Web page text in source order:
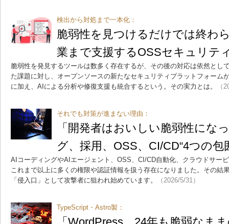
検出から対処まで一本化：
脆弱性を見つけるだけでは終わ
業まで支援するOSSセキュリテ
脆弱性を発見するツールは数多く存在するが、その後の対応は依然とし
た課題に対し、オープンソースの新たなセキュリティプラットフォーム
に加え、AIによる分析や修復支援も統合するという。その実力とは。
（
それでも対策が進まない理由：
「開発者はおいしい脆弱性に
グ、採用、OSS、CI/CD“4つの包
AIコーディングやAIエージェント、OSS、CI/CD自動化、クラウドサー
これまで以上に多くの権限や認証情報を扱う存在になりました。その結
「侵入口」として攻撃者に狙われ始めています。
（2026/5/31）
TypeScript・Astro製：